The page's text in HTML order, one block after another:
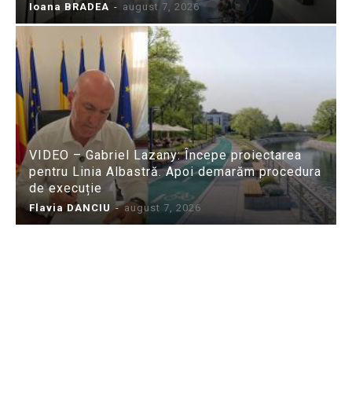
Ioana BRADEA - august 7, 2026
VIDEO – Gabriel Lazany: Începe proiectarea
pentru Linia Albastră. Apoi demarăm procedura
de execuție
Flavia DANCIU - august 7, 2026